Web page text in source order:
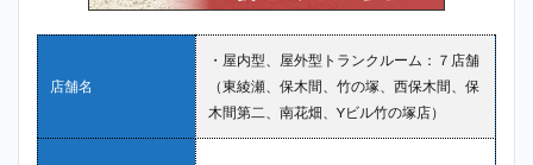
店舗名
・屋内型、屋外型トランクルーム：７店舗
（東綾瀬、保木間、竹の塚、西保木間、保
木間第二、南花畑、Yビル竹の塚店）